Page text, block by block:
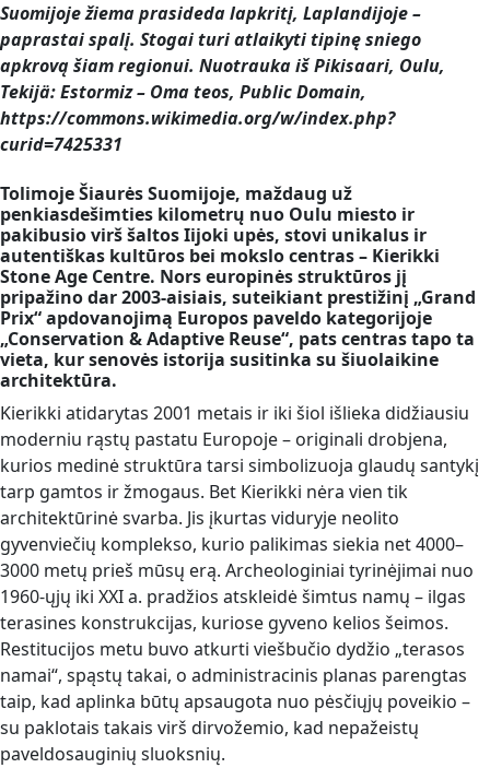
Suomijoje žiema prasideda lapkritį, Laplandijoje –
paprastai spalį. Stogai turi atlaikyti tipinę sniego
apkrovą šiam regionui. Nuotrauka iš Pikisaari, Oulu,
Tekijä: Estormiz – Oma teos, Public Domain,
https://commons.wikimedia.org/w/index.php?
curid=7425331
Tolimoje Šiaurės Suomijoje, maždaug už
penkiasdešimties kilometrų nuo Oulu miesto ir
pakibusio virš šaltos Iijoki upės, stovi unikalus ir
autentiškas kultūros bei mokslo centras – Kierikki
Stone Age Centre. Nors europinės struktūros jį
pripažino dar 2003-aisiais, suteikiant prestižinį „Grand
Prix“ apdovanojimą Europos paveldo kategorijoje
„Conservation & Adaptive Reuse“, pats centras tapo ta
vieta, kur senovės istorija susitinka su šiuolaikine
architektūra.
Kierikki atidarytas 2001 metais ir iki šiol išlieka didžiausiu
moderniu rąstų pastatu Europoje – originali drobjena,
kurios medinė struktūra tarsi simbolizuoja glaudų santykį
tarp gamtos ir žmogaus. Bet Kierikki nėra vien tik
architektūrinė svarba. Jis įkurtas viduryje neolito
gyvenviečių komplekso, kurio palikimas siekia net 4000–
3000 metų prieš mūsų erą. Archeologiniai tyrinėjimai nuo
1960-ųjų iki XXI a. pradžios atskleidė šimtus namų – ilgas
terasines konstrukcijas, kuriose gyveno kelios šeimos.
Restitucijos metu buvo atkurti viešbučio dydžio „terasos
namai“, spąstų takai, o administracinis planas parengtas
taip, kad aplinka būtų apsaugota nuo pėsčiųjų poveikio –
su paklotais takais virš dirvožemio, kad nepažeistų
paveldosauginių sluoksnių.